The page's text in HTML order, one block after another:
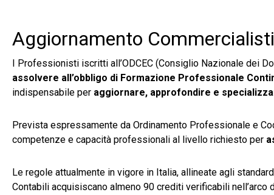
Aggiornamento
I Professionisti iscritti all’ODCEC (Consiglio Nazionale dei
assolvere all’obbligo di Formazione Professionale
indispensabile per aggiornare, approfondire e
Prevista espressamente da Ordinamento Professionale e
competenze e capacità professionali al livello richiesto per
Le regole attualmente in vigore in Italia, allineate agli
Contabili acquisiscano almeno 90 crediti verificabili